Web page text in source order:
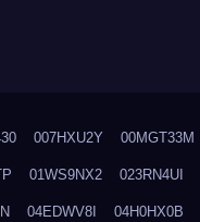
007HXU2Y 00MGT33M
01WS9NX2 023RN4UI
04EDWV8I 04H0HX0B